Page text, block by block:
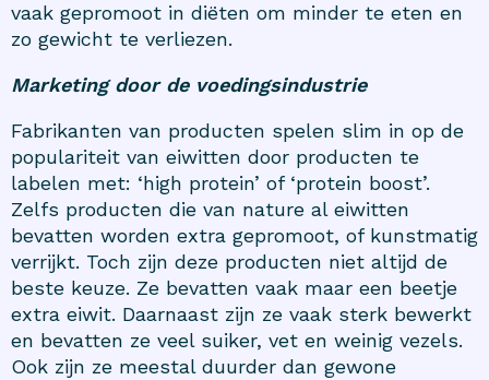
vaak gepromoot in diëten om minder te eten en
zo gewicht te verliezen.
Marketing door de voedingsindustrie
Fabrikanten van producten spelen slim in op de
populariteit van eiwitten door producten te
labelen met: ‘high protein’ of ‘protein boost’.
Zelfs producten die van nature al eiwitten
bevatten worden extra gepromoot, of kunstmatig
verrijkt. Toch zijn deze producten niet altijd de
beste keuze. Ze bevatten vaak maar een beetje
extra eiwit. Daarnaast zijn ze vaak sterk bewerkt
en bevatten ze veel suiker, vet en weinig vezels.
Ook zijn ze meestal duurder dan gewone